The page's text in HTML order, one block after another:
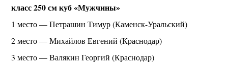
класс 250 см куб «Мужчины»
1 место — Петрашин Тимур (Каменск-Уральский)
2 место — Михайлов Евгений (Краснодар)
3 место — Валякин Георгий (Краснодар)